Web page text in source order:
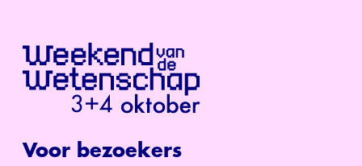
Voor bezoekers